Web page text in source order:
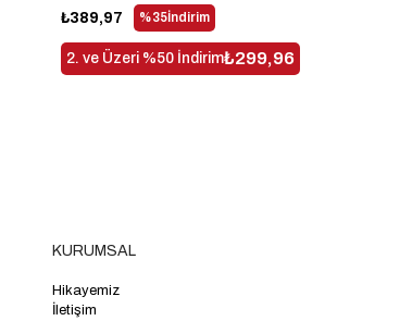
%35İndirim
₺389,97
2. ve Üzeri %50 İndirim₺299,96
KURUMSAL
Hikayemiz
İletişim